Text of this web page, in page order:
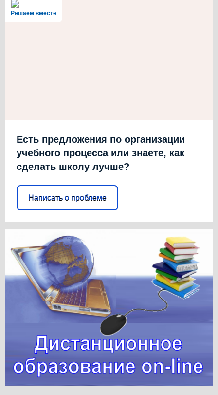
Решаем вместе
Есть предложения по организации
учебного процесса или знаете, как
сделать школу лучше?
Написать о проблеме